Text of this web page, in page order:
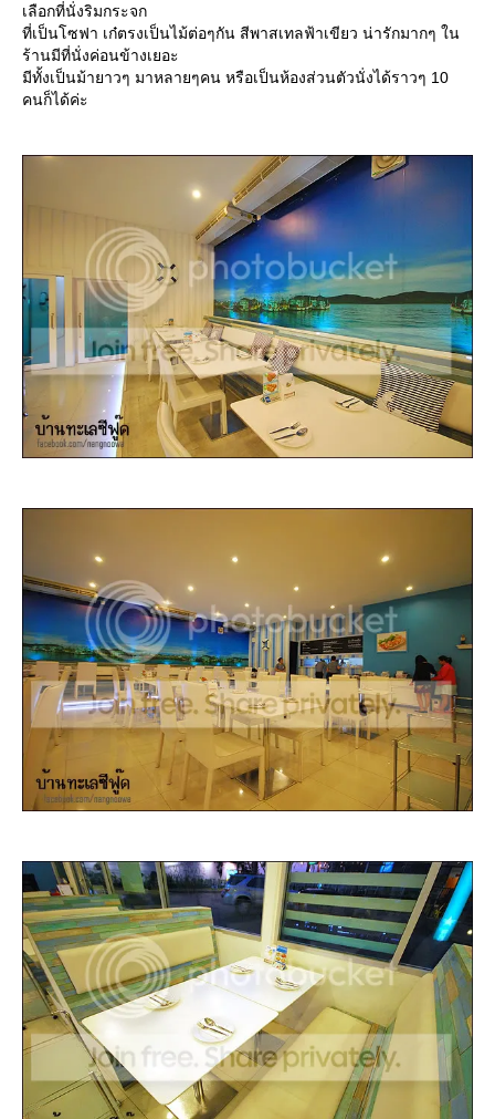
เลือกที่นั่งริมกระจก
ที่เป็นโซฟา เก๋ตรงเป็นไม้ต่อๆกัน สีพาสเทลฟ้าเขียว น่ารักมากๆ ใน
ร้านมีที่นั่งค่อนข้างเยอะ
มีทั้งเป็นม้ายาวๆ มาหลายๆคน หรือเป็นห้องส่วนตัวนั่งได้ราวๆ 10
คนก็ได้ค่ะ